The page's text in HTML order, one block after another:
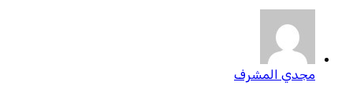
مجدي المشرف